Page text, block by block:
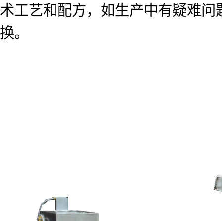
术工艺和配方，如生产中有疑难
换。